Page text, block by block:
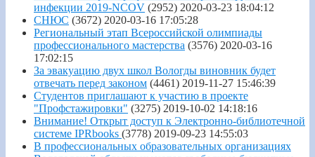
инфекции 2019-NCOV (2952) 2020-03-23 18:04:12
СНЮС (3672) 2020-03-16 17:05:28
Региональный этап Всероссийской олимпиады
профессионального мастерства (3576) 2020-03-16
17:02:15
За эвакуацию двух школ Вологды виновник будет
отвечать перед законом (4461) 2019-11-27 15:46:39
Студентов приглашают к участию в проекте
"Профстажировки" (3275) 2019-10-02 14:18:16
Внимание! Открыт доступ к Электронно-библиотечной
системе IPRbooks (3778) 2019-09-23 14:55:03
В профессиональных образовательных организациях